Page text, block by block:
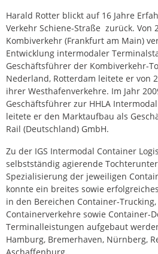
Harald Rotter blickt auf 16 Jahre
Verkehr Schiene-Straße zurück. Von
Kombiverkehr (Frankfurt am Main)
Entwicklung intermodaler
Geschäftsführer der Kombiverkehr-
Nederland, Rotterdam leitete er von
ihrer Westhafenverkehre. Im Jahr
Geschäftsführer zur HHLA
leitete er den Marktaufbau als
Rail (Deutschland) GmbH.
Zu der IGS Intermodal Container
selbstständig agierende
Spezialisierung der jeweiligen
konnte ein breites sowie
in den Bereichen Container-
Containerverkehre sowie Container-
Terminalleistungen aufgebaut
Hamburg, Bremerhaven, Nürnberg,